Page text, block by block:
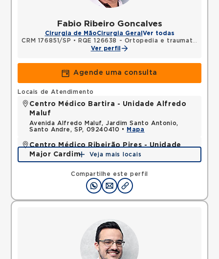
Fabio Ribeiro Goncalves
Cirurgia de MãoCirurgia Geral Ver todas
CRM 176851/SP • RQE 126638 - Ortopedia e traumatologia
Ver perfil
Agende uma consulta
Compartilhe este perfil
Locais de Atendimento
Centro Médico Bartira - Unidade Alfredo
Maluf
Avenida Alfredo Maluf, Jardim Santo Antonio,
Santo Andre, SP, 09240410 •
Mapa
Centro Médico Ribeirão Pires - Unidade
Major Cardim
Rua Major Cardim, Suissa, Ribeirao Pires, SP,
Mapa
Veja mais locais